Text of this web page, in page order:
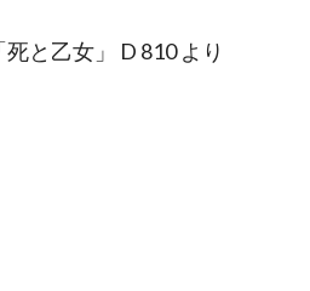
と乙女」 D 810 より